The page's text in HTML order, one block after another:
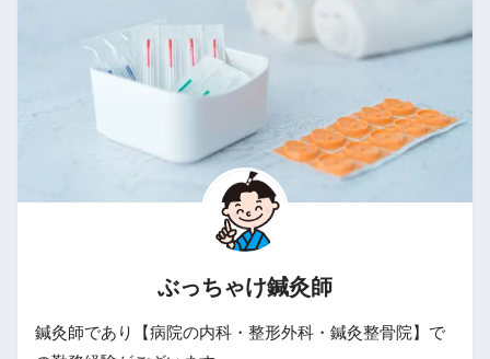
ぶっちゃけ鍼灸師
鍼灸師であり【病院の内科・整形外科・鍼灸整骨院】で